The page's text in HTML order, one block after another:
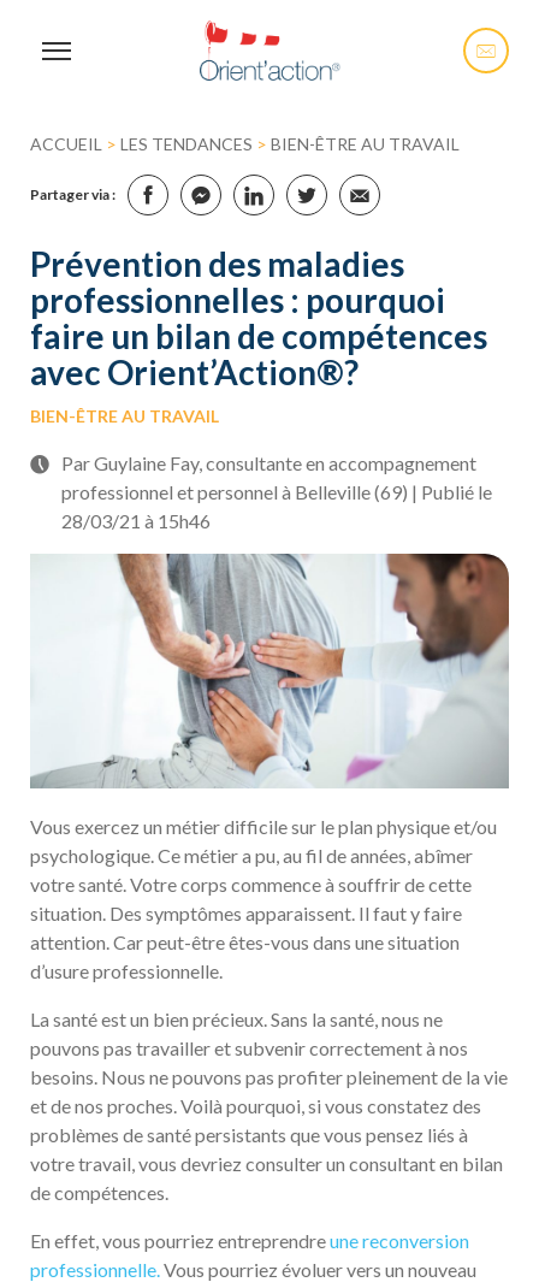
ACCUEIL > LES TENDANCES > BIEN-ÊTRE AU TRAVAIL
Partager via :
Prévention des maladies
professionnelles : pourquoi
faire un bilan de compétences
avec Orient’Action®?
BIEN-ÊTRE AU TRAVAIL
Par Guylaine Fay, consultante en accompagnement
professionnel et personnel à Belleville (69) | Publié le
28/03/21 à 15h46
Vous exercez un métier difficile sur le plan physique et/ou
psychologique. Ce métier a pu, au fil de années, abîmer
votre santé. Votre corps commence à souffrir de cette
situation. Des symptômes apparaissent. Il faut y faire
attention. Car peut-être êtes-vous dans une situation
d’usure professionnelle.
La santé est un bien précieux. Sans la santé, nous ne
pouvons pas travailler et subvenir correctement à nos
besoins. Nous ne pouvons pas profiter pleinement de la vie
et de nos proches. Voilà pourquoi, si vous constatez des
problèmes de santé persistants que vous pensez liés à
votre travail, vous devriez consulter un consultant en bilan
de compétences.
En effet, vous pourriez entreprendreune reconversion
professionnelle.Vous pourriez évoluer vers un nouveau